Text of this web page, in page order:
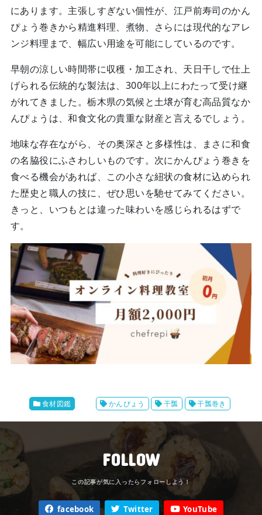
にあります。主張しすぎない個性が、江戸前寿司のかん
ぴょう巻きから精進料理、煮物、さらには現代的なアレ
ンジ料理まで、幅広い用途を可能にしているのです。
早朝の涼しい時間帯に収穫・加工され、天日干しで仕上
げられる伝統的な製法は、300年以上にわたって受け継
がれてきました。栃木県の気候と土壌が育む高品質なか
んぴょうは、和食文化の貴重な財産と言えるでしょう。
地味な存在ながら、その奥深さと多様性は、まさに和食
の名脇役にふさわしいものです。次にかんぴょう巻きを
食べる機会があれば、この小さな紐状の食材に込められ
た歴史と職人の技に、ぜひ思いを馳せてみてください。
きっと、いつもとは違った味わいを感じられるはずで
す。
食材図鑑 かんぴょう 干瓢 干瓢巻き
FOLLOW
facebook Twitter YouTube